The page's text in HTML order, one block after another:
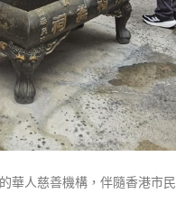
華人慈善機構，伴隨香港市民